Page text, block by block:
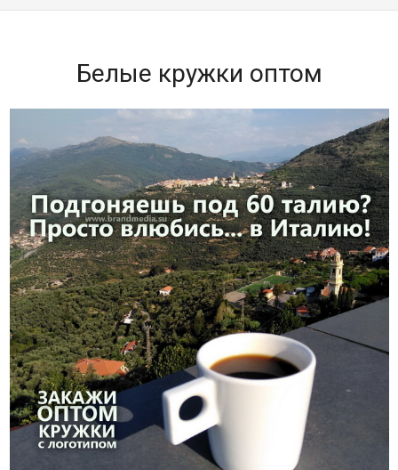
Белые кружки оптом